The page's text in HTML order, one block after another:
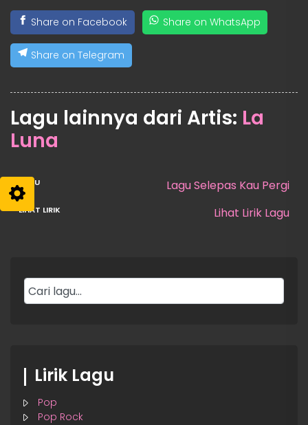
Share on Facebook Share on WhatsApp
Share on Telegram
Lagu lainnya dari Artis: La
Luna
Lagu Selepas Kau Pergi
Lihat Lirik Lagu
Lirik Lagu
Pop
Pop Rock